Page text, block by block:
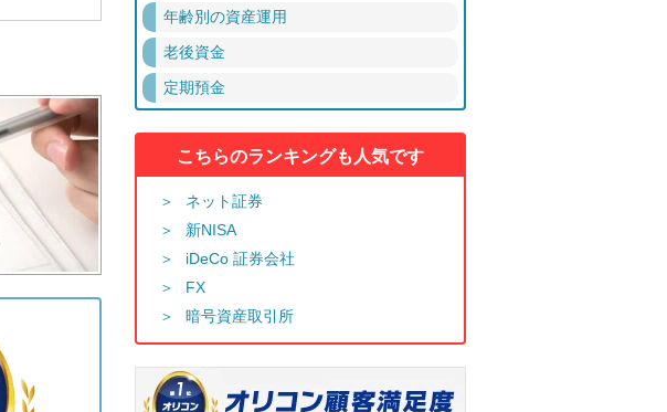
年齢別の資産運用
老後資金
定期預金
こちらのランキングも人気です
ネット証券
新NISA
iDeCo 証券会社
FX
暗号資産取引所